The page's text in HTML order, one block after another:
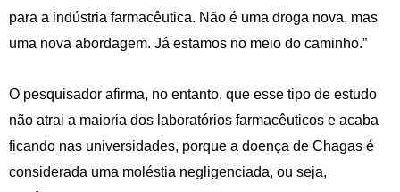
para a indústria farmacêutica. Não é uma droga nova, mas
uma nova abordagem. Já estamos no meio do caminho.”
O pesquisador afirma, no entanto, que esse tipo de estudo
não atrai a maioria dos laboratórios farmacêuticos e acaba
ficando nas universidades, porque a doença de Chagas é
considerada uma moléstia negligenciada, ou seja,